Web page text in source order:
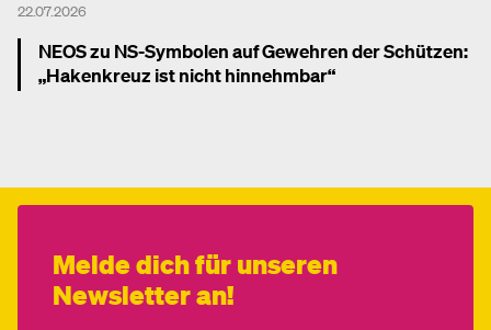
22.07.2026
NEOS zu NS-Symbolen auf Gewehren der Schützen:
„Hakenkreuz ist nicht hinnehmbar“
Melde dich für unseren
Newsletter an!